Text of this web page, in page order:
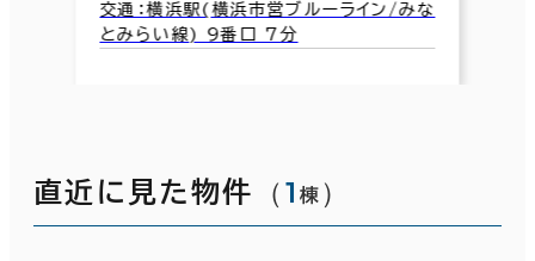
交通：横浜駅(横浜市営ブルーライン/みな
とみらい線) 9番口 7分
直近に見た物件 （1 棟 ）